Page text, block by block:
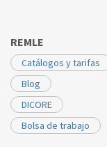
REMLE
Catálogos y tarifas
Blog
DICORE
Bolsa de trabajo